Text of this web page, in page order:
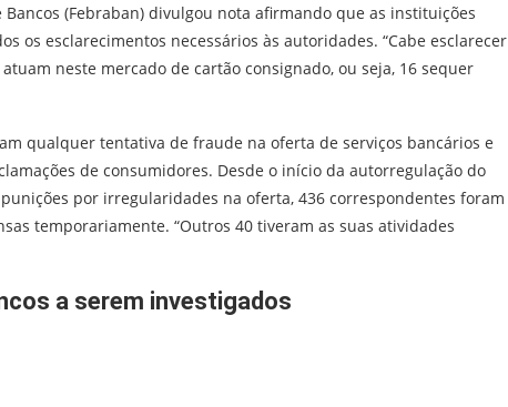
(Febraban) divulgou nota afirmando que as instituições
os esclarecimentos necessários às autoridades. “Cabe esclarecer
neste mercado de cartão consignado, ou seja, 16 sequer
qualquer tentativa de fraude na oferta de serviços bancários e
de consumidores. Desde o início da autorregulação do
por irregularidades na oferta, 436 correspondentes foram
temporariamente. “Outros 40 tiveram as suas atividades
a serem investigados